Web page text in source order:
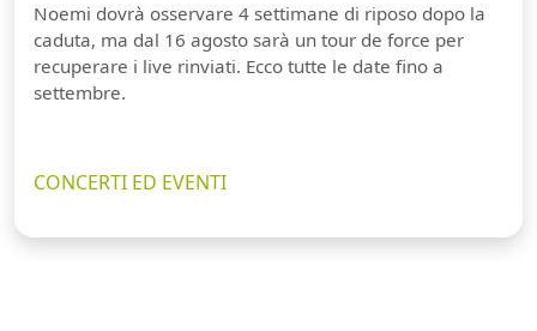
Noemi dovrà osservare 4 settimane di riposo dopo la
caduta, ma dal 16 agosto sarà un tour de force per
recuperare i live rinviati. Ecco tutte le date fino a
settembre.
CONCERTI ED EVENTI